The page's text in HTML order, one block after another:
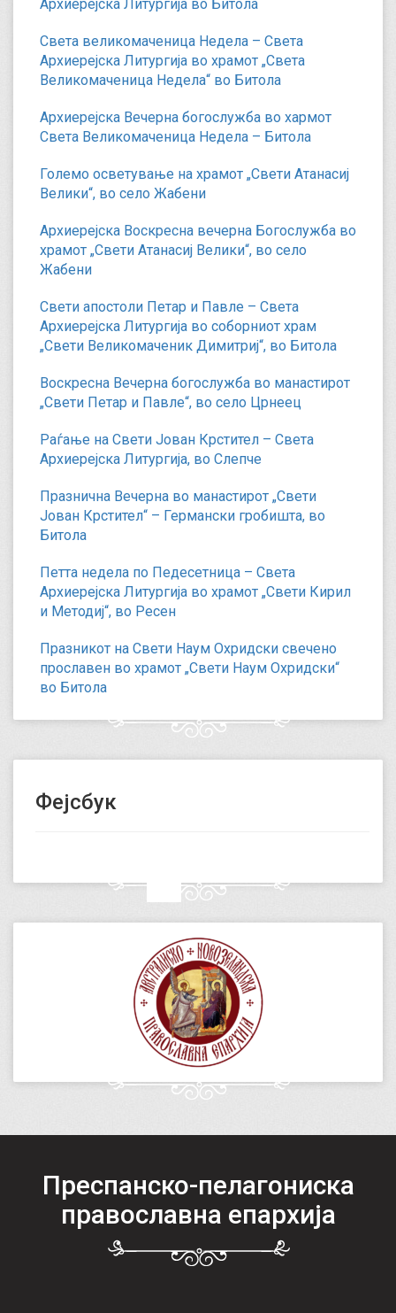
Архиерејска Литургија во Битола
Света великомаченица Недела – Света
Архиерејска Литургија во храмот „Света
Великомаченица Недела“ во Битола
Архиерејска Вечерна богослужба во хармот
Света Великомаченица Недела – Битола
Големо осветување на храмот „Свети Атанасиј
Велики“, во село Жабени
Архиерејска Воскресна вечерна Богослужба во
храмот „Свети Атанасиј Велики“, во село
Жабени
Свети апостоли Петар и Павле – Света
Архиерејска Литургија во соборниот храм
„Свети Великомаченик Димитриј“, во Битола
Воскресна Вечерна богослужба во манастирот
„Свети Петар и Павле“, во село Црнеец
Раѓање на Свети Јован Крстител – Света
Архиерејска Литургија, во Слепче
Празнична Вечерна во манастирот „Свети
Јован Крстител“ – Германски гробишта, во
Битола
Петта недела по Педесетница – Света
Архиерејска Литургија во храмот „Свети Кирил
и Методиј“, во Ресен
Празникот на Свети Наум Охридски свечено
прославен во храмот „Свети Наум Охридски“
во Битола
Фејсбук
Преспанско-пелагониска
православна епархија